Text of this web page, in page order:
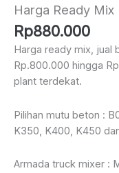
Harga Ready Mix
Rp880.000
Harga ready mix, jual
Rp.800.000 hingga
plant terdekat.
Pilihan mutu beton :
K350, K400, K450
Armada truck mixer :